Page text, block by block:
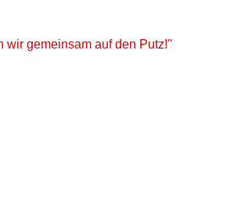
wir gemeinsam auf den Putz!"